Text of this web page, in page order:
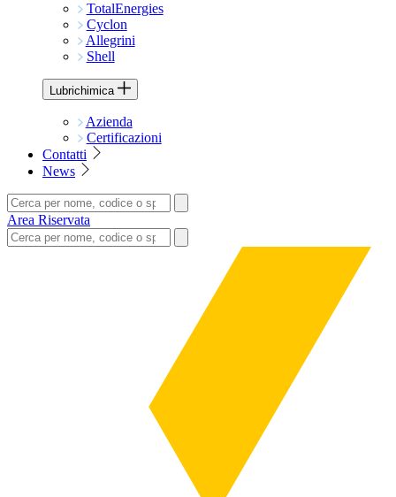
TotalEnergies
Cyclon
Allegrini
Shell
Lubrichimica
Azienda
Certificazioni
Contatti
News
Area Riservata